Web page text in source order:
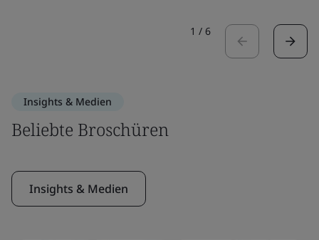
1 / 6
Insights & Medien
Beliebte Broschüren
Insights & Medien